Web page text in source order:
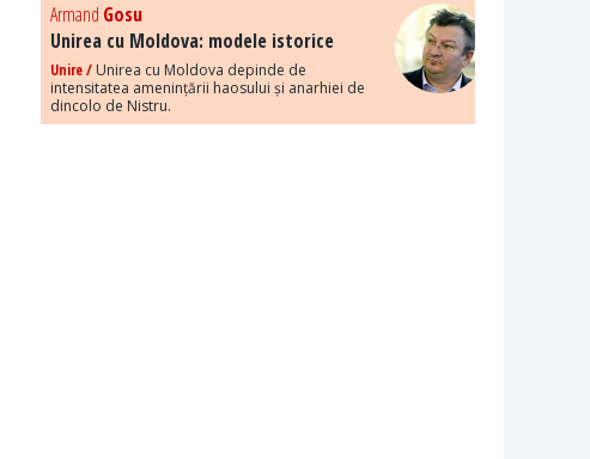
Armand Gosu
Unirea cu Moldova: modele istorice
Unire / Unirea cu Moldova depinde de
intensitatea amenințării haosului și anarhiei de
dincolo de Nistru.